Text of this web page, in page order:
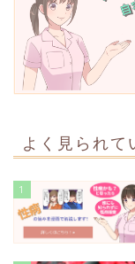
よく見られて
1